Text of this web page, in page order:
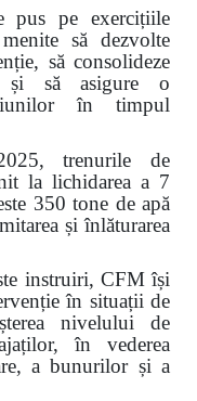
pus pe exercițiile
să dezvolte
să consolideze
și să asigure o
în timpul
trenurile de
la lichidarea a 7
350 tone de apă
și înlăturarea
instruiri, CFM își
în situații de
nivelului de
în vederea
a bunurilor și a